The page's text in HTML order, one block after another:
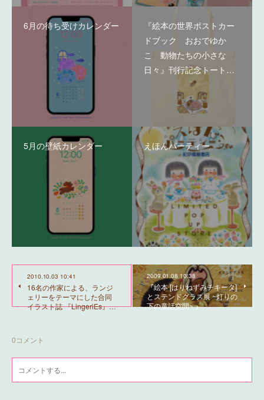
6月の待ち受けカレンダー
『絵本の世界ポストカー
ドブック おおでゆか
こ 動物たちの小さな
日々』刊行記念トート…
5月の壁紙カレンダー えほんパーティー
2010.10.03 10:41
16名の作家による、ランジ
ェリーをテーマにした合同
イラスト誌 『LingeriEs』…
2009.01.08 10:38
『絵本 [はりねずみチキータ]
とステンドグラス展 ~灯りの
下の童話空間~ 』
0コメント